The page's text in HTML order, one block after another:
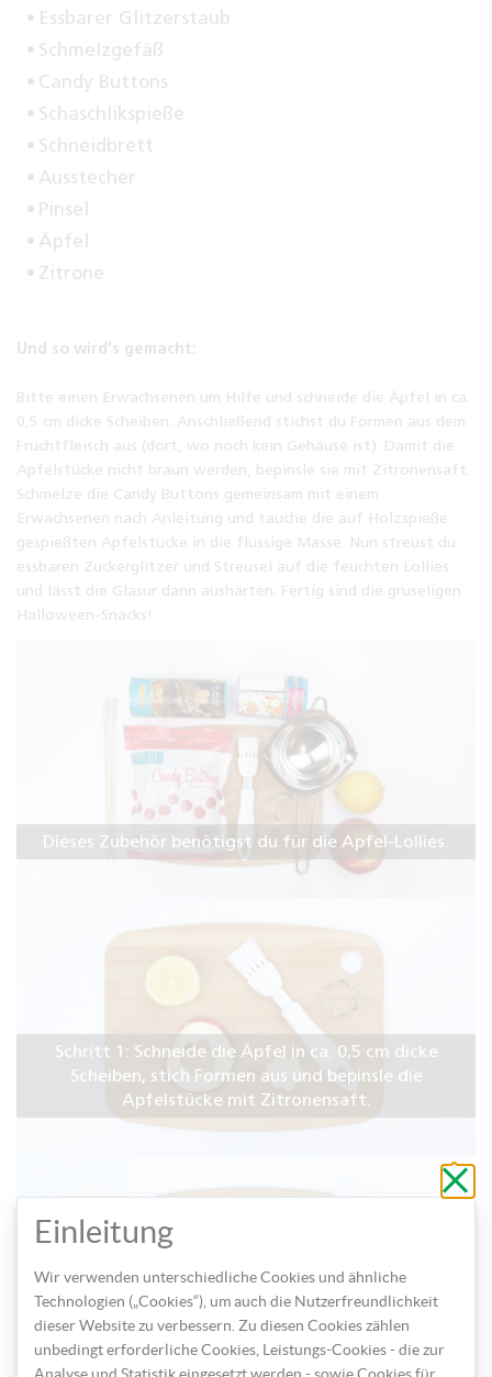
Essbarer Glitzerstaub
Schmelzgefäß
Candy Buttons
Schaschlikspieße
Schneidbrett
Ausstecher
Pinsel
Äpfel
Zitrone
Und so wird’s gemacht:
Bitte einen Erwachsenen um Hilfe und schneide die Äpfel in ca.
0,5 cm dicke Scheiben. Anschließend stichst du Formen aus dem
Fruchtfleisch aus (dort, wo noch kein Gehäuse ist). Damit die
Apfelstücke nicht braun werden, bepinsle sie mit Zitronensaft.
Schmelze die Candy Buttons gemeinsam mit einem
Erwachsenen nach Anleitung und tauche die auf Holzspieße
gespießten Apfelstücke in die flüssige Masse. Nun streust du
essbaren Zuckerglitzer und Streusel auf die feuchten Lollies
und lässt die Glasur dann aushärten. Fertig sind die gruseligen
Halloween-Snacks!
Dieses Zubehör benötigst du für die Apfel-Lollies.
Schritt 1: Schneide die Äpfel in ca. 0,5 cm dicke
Scheiben, stich Formen aus und bepinsle die
Apfelstücke mit Zitronensaft.
Schritt 2: Schmelze die Candy Buttons und tauche die
auf Holzspieße aufgespießten Apfelstücke in die
flüssige Masse.
ohne
zu
Einleitung
Wir verwenden unterschiedliche Cookies und ähnliche
Technologien („Cookies“), um auch die Nutzerfreundlichkeit
dieser Website zu verbessern. Zu diesen Cookies zählen
unbedingt erforderliche Cookies, Leistungs-Cookies - die zur